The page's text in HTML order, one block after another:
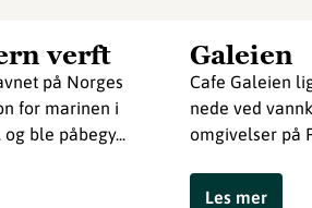
verft
på Norges
for marinen i
ble påbegy...
Galeien
Cafe Galeien
nede ved
omgivelser på
Les mer